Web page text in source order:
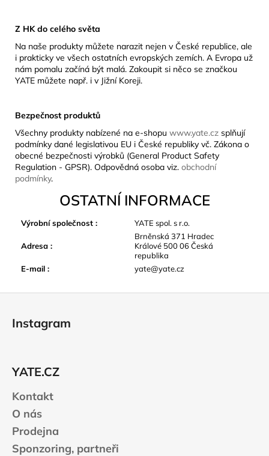
Z HK do celého světa
Na naše produkty můžete narazit nejen v České republice, ale
i prakticky ve všech ostatních evropských zemích. A Evropa už
nám pomalu začíná být malá. Zakoupit si něco se značkou
YATE můžete např. i v Jižní Koreji.
Bezpečnost produktů
Všechny produkty nabízené na e-shopu www.yate.cz splňují
podmínky dané legislativou EU i České republiky vč. Zákona o
obecné bezpečnosti výrobků (General Product Safety
Regulation - GPSR). Odpovědná osoba viz. obchodní
podmínky.
OSTATNÍ INFORMACE
Výrobní společnost : YATE spol. s r.o.
Adresa :
Brněnská 371 Hradec
Králové 500 06 Česká
republika
E-mail : yate@yate.cz
Instagram
YATE.CZ
Kontakt
O nás
Prodejna
Sponzoring, partneři